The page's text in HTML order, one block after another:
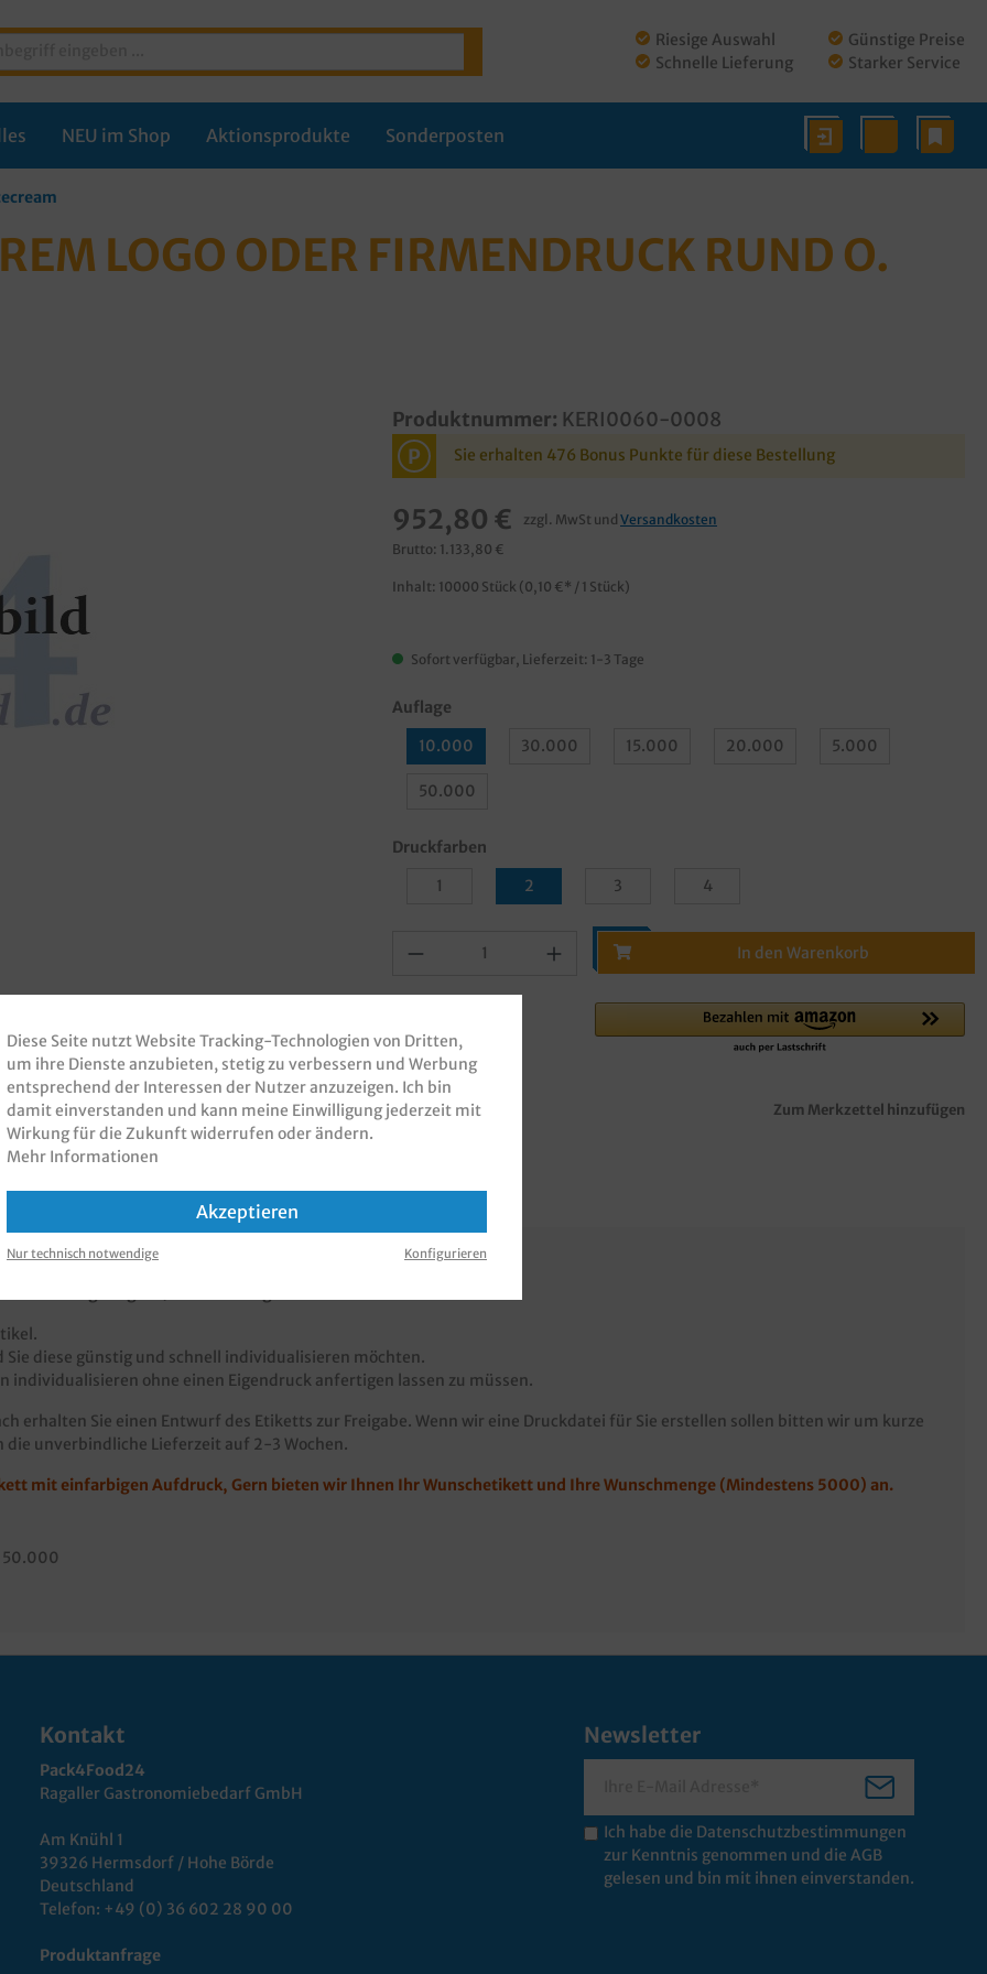
Riesige Auswahl
Schnelle Lieferung
Günstige Preise
Starker Service
NEU im Shop Aktionsprodukte Sonderposten
LOGO ODER FIRMENDRUCK RUND O.
Produktnummer: KERI0060-0008
P Sie erhalten 476 Bonus Punkte für diese Bestellung
952,80 € zzgl. MwSt und Versandkosten
Brutto: 1.133,80 €
Inhalt: 10000 Stück (0,10 €* / 1 Stück)
Sofort verfügbar, Lieferzeit: 1-3 Tage
Auflage
10.000
30.000 15.000 20.000 5.000
50.000
Druckfarben
1
2 3 4
In den Warenkorb
Zum Merkzettel hinzufügen
zur Produktsicherheit
Firmendruck rund o. eckig"
rechteckig möglich) mit einfarbigem Aufdruck
diese günstig und schnell individualisieren möchten.
individualisieren ohne einen Eigendruck anfertigen lassen zu müssen.
erhalten Sie einen Entwurf des Etiketts zur Freigabe. Wenn wir eine Druckdatei für Sie erstellen sollen bitten wir um kurze
unverbindliche Lieferzeit auf 2-3 Wochen.
mit einfarbigen Aufdruck, Gern bieten wir Ihnen Ihr Wunschetikett und Ihre Wunschmenge (Mindestens 5000) an.
, 50.000
Kontakt
Pack4Food24
Ragaller Gastronomiebedarf GmbH
Am Knühl 1
39326 Hermsdorf / Hohe Börde
Deutschland
Telefon: +49 (0) 36 602 28 90 00
Produktanfrage
Newsletter
Ich habe die Datenschutzbestimmungen
zur Kenntnis genommen und die AGB
gelesen und bin mit ihnen einverstanden.
Diese Seite nutzt Website Tracking-Technologien von Dritten,
um ihre Dienste anzubieten, stetig zu verbessern und Werbung
entsprechend der Interessen der Nutzer anzuzeigen. Ich bin
damit einverstanden und kann meine Einwilligung jederzeit mit
Wirkung für die Zukunft widerrufen oder ändern.
Mehr Informationen
Akzeptieren
Nur technisch notwendige Konfigurieren